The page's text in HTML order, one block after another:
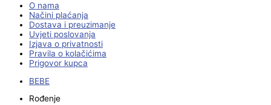
O nama
Načini plaćanja
Dostava i preuzimanje
Uvjeti poslovanja
Izjava o privatnosti
Pravila o kolačićima
Prigovor kupca
BEBE
Rođenje